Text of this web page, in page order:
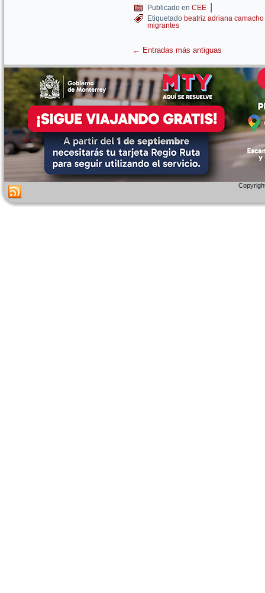
Publicado en CEE |
Etiquetado beatriz adriana
migrantes
← Entradas más antiguas